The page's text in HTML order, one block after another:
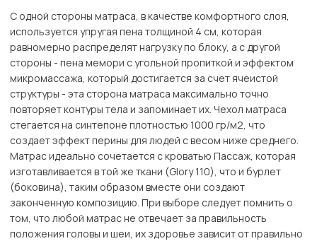
С одной стороны матраса, в качестве комфортного слоя,
используется упругая пена толщиной 4 см, которая
равномерно распределят нагрузку по блоку, а с другой
стороны - пена мемори с угольной пропиткой и эффектом
микромассажа, который достигается за счет ячеистой
структуры - эта сторона матраса максимально точно
повторяет контуры тела и запоминает их. Чехол матраса
стегается на синтепоне плотностью 1000 гр/м2, что
создает эффект перины для людей с весом ниже среднего.
Матрас идеально сочетается с кроватью Пассаж, которая
изготавливается в той же ткани (Glory 110), что и бурлет
(боковина), таким образом вместе они создают
законченную композицию. При выборе следует помнить о
том, что любой матрас не отвечает за правильность
положения головы и шеи, их здоровье зависит от правильно